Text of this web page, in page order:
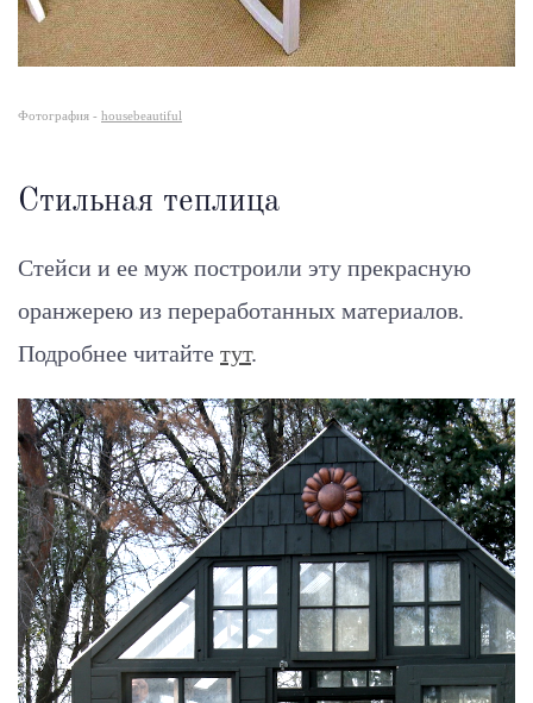
Фотография - housebeautiful
Стильная теплица
Стейси и ее муж построили эту прекрасную
оранжерею из переработанных материалов.
Подробнее читайте тут.